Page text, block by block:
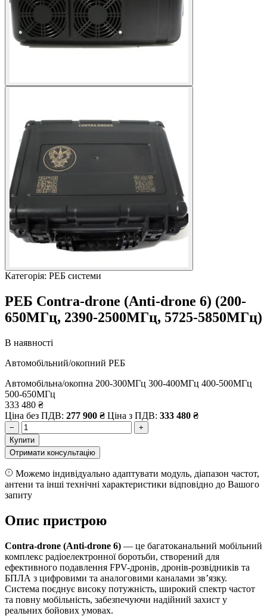
Категорія: РЕБ системи
РЕБ Contra-drone (Anti-drone 6) (200-
650МГц, 2390-2500МГц, 5725-5850МГц)
В наявності
Автомобільний/окопний РЕБ
Автомобільна/окопна 200-300МГц 300-400МГц 400-500МГц
500-650МГц
333 480 ₴
Ціна без ПДВ: 277 900 ₴ Ціна з ПДВ: 333 480 ₴
−
+
Купити
Отримати консультацію
Можемо індивідуально адаптувати модуль, діапазон частот,
антени та інші технічні характеристики відповідно до Вашого
запиту
Опис пристрою
Contra-drone (Anti-drone 6) — це багатоканальний мобільний
комплекс радіоелектронної боротьби, створений для
ефективного подавлення FPV-дронів, дронів-розвідників та
БПЛА з цифровими та аналоговими каналами зв’язку.
Система поєднує високу потужність, широкий спектр частот
та повну мобільність, забезпечуючи надійний захист у
реальних бойових умовах.